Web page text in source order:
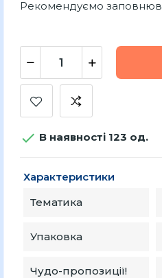
Рекомендуємо
 В наявності 123 од.
Характеристики
Тематика
Упаковка
Чудо-пропозиції!